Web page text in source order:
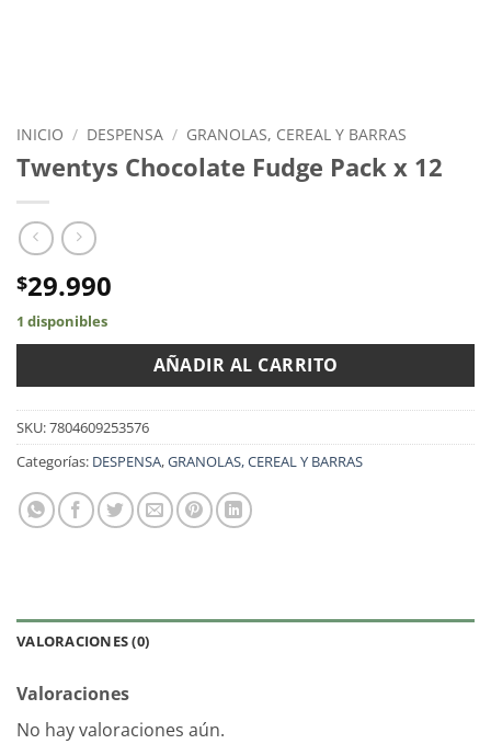
INICIO / DESPENSA / GRANOLAS, CEREAL Y BARRAS
Twentys Chocolate Fudge Pack x 12
$29.990
1 disponibles
AÑADIR AL CARRITO
SKU:7804609253576
Categorías: DESPENSA,GRANOLAS, CEREAL Y BARRAS
VALORACIONES (0)
Valoraciones
No hay valoraciones aún.